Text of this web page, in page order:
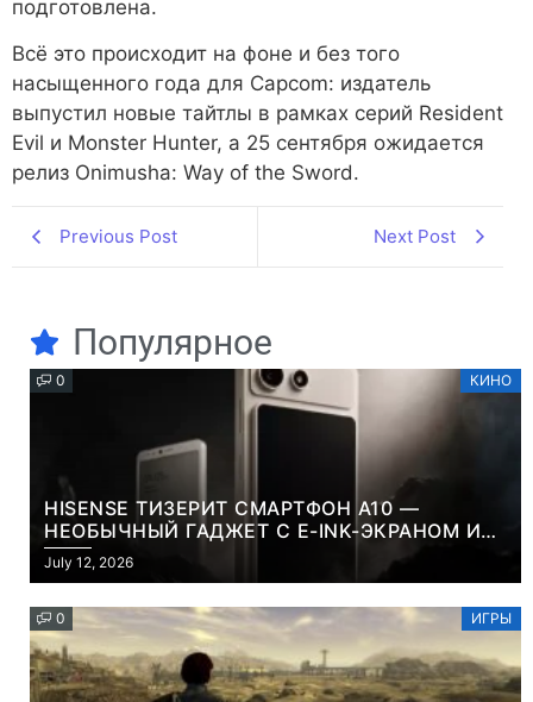
подготовлена.
Всё это происходит на фоне и без того
насыщенного года для Capcom: издатель
выпустил новые тайтлы в рамках серий Resident
Evil и Monster Hunter, а 25 сентября ожидается
релиз Onimusha: Way of the Sword.
Previous Post Next Post
Популярное
0 КИНО
HISENSE ТИЗЕРИТ СМАРТФОН A10 —
НЕОБЫЧНЫЙ ГАДЖЕТ С E-INK-ЭКРАНОМ И
СЪЕМНОЙ LCD-ПАНЕЛЬЮ ДЛЯ ЦВЕТНОГО
КОНТЕНТА И СОЦСЕТЕЙ
July 12, 2026
0 ИГРЫ